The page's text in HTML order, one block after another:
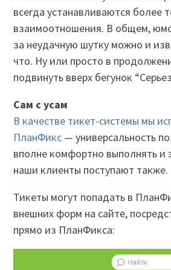
всегда устанавливаются более
взаимоотношения. В общем,
за неудачную шутку можно и
что. Ну или просто в
подвинуть вверх бегунок
Сам с усам
В качестве тикет-системы мы
ПланФикс — универсальность
вполне комфортно выполнять и
наши клиенты поступают также.
Тикеты могут попадать в
внешних форм на сайте,
прямо из ПланФикса: